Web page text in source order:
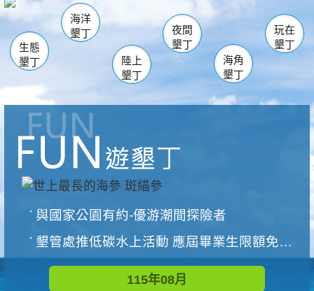
南仁湖
海生館
恆春 佳樂水
龍鑾潭自然中心 森林遊樂區
瓊麻館
關山 墾管處遊客中心
社頂公園 風吹沙
船帆石
白砂 龍磐公園
香蕉灣
砂島
鵝鑾鼻
生態
墾丁
海洋
墾丁
陸上
墾丁
夜間
墾丁
海角
墾丁
玩在
墾丁
與國家公園有約-優游潮間探險者
墾管處推低碳水上活動 應屆畢業生限額免費參加
115年08月